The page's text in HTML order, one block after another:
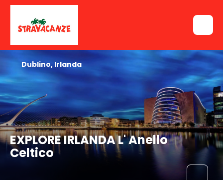
EXPLORE IRLANDA L' Anello
Celtico
Dublino, Irlanda